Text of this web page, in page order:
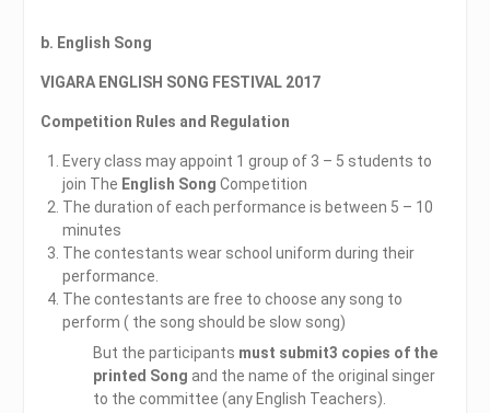
b. English Song
VIGARA ENGLISH SONG FESTIVAL 2017
Competition Rules and Regulation
Every class may appoint 1 group of 3 – 5 students to
join The English Song Competition
The duration of each performance is between 5 – 10
minutes
The contestants wear school uniform during their
performance.
The contestants are free to choose any song to
perform ( the song should be slow song)
But the participants must submit3 copies of the
printed Song and the name of the original singer
to the committee (any English Teachers).